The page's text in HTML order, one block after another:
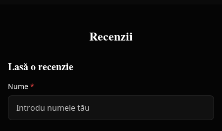
Recenzii
Lasă o recenzie
Nume *